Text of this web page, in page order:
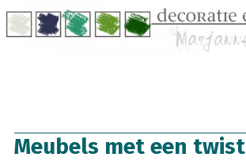
Meubels met een twist